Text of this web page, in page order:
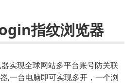
指纹浏览器
实现全球网站多平台账号防关联
,一台电脑即可实现多开，一个浏